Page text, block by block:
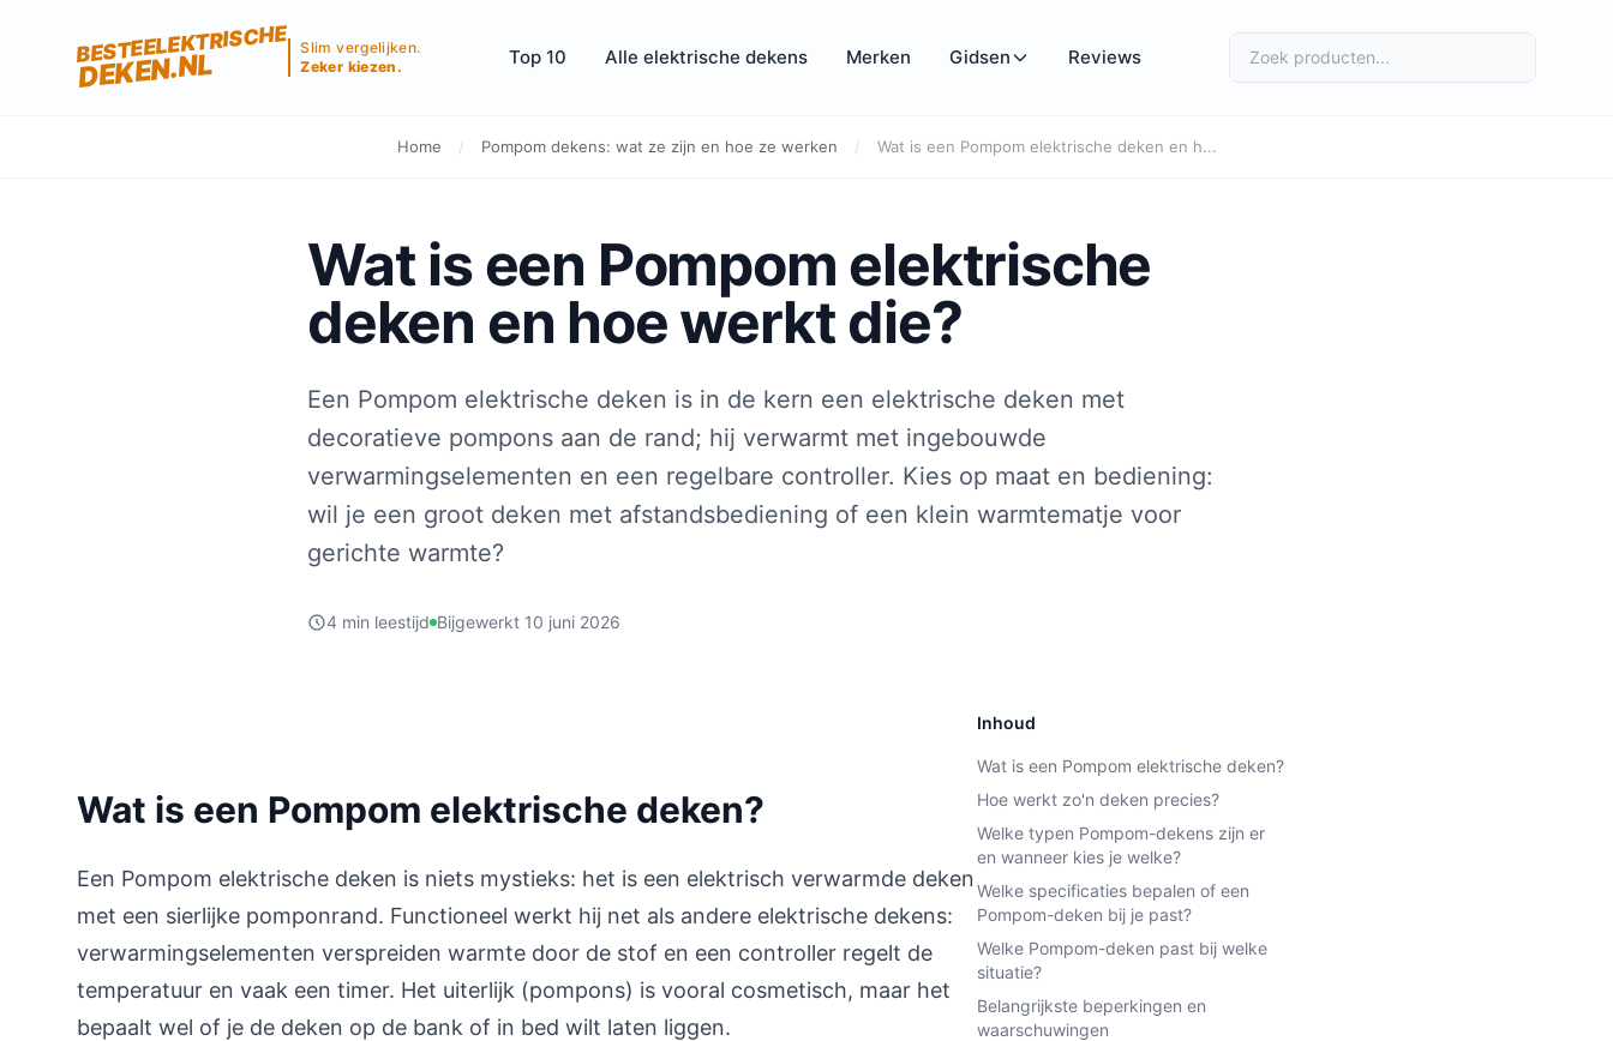
BESTEELEKTRISCHE
DEKEN.NL
Slim vergelijken.
Zeker kiezen.
Top 10 Alle elektrische dekens Merken Gidsen Reviews
Home / Pompom dekens: wat ze zijn en hoe ze werken / Wat is een Pompom elektrische deken en h...
Wat is een Pompom elektrische
deken en hoe werkt die?
Een Pompom elektrische deken is in de kern een elektrische deken met
decoratieve pompons aan de rand; hij verwarmt met ingebouwde
verwarmingselementen en een regelbare controller. Kies op maat en bediening:
wil je een groot deken met afstandsbediening of een klein warmte­matje voor
gerichte warmte?
4 min leestijd Bijgewerkt 10 juni 2026
Wat is een Pompom elektrische deken?
Een Pompom elektrische deken is niets mystieks: het is een elektrisch verwarmde deken
met een sierlijke pomponrand. Functioneel werkt hij net als andere elektrische dekens:
verwarmingselementen verspreiden warmte door de stof en een controller regelt de
temperatuur en vaak een timer. Het uiterlijk (pompons) is vooral cosmetisch, maar het
bepaalt wel of je de deken op de bank of in bed wilt laten liggen.
Inhoud
Wat is een Pompom elektrische deken?
Hoe werkt zo'n deken precies?
Welke typen Pompom-dekens zijn er
en wanneer kies je welke?
Welke specificaties bepalen of een
Pompom-deken bij je past?
Welke Pompom-deken past bij welke
situatie?
Belangrijkste beperkingen en
waarschuwingen